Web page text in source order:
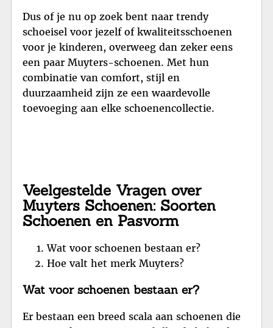
Dus of je nu op zoek bent naar trendy
schoeisel voor jezelf of kwaliteitsschoenen
voor je kinderen, overweeg dan zeker eens
een paar Muyters-schoenen. Met hun
combinatie van comfort, stijl en
duurzaamheid zijn ze een waardevolle
toevoeging aan elke schoenencollectie.
Veelgestelde Vragen over
Muyters Schoenen: Soorten
Schoenen en Pasvorm
Wat voor schoenen bestaan er?
Hoe valt het merk Muyters?
Wat voor schoenen bestaan er?
Er bestaan een breed scala aan schoenen die